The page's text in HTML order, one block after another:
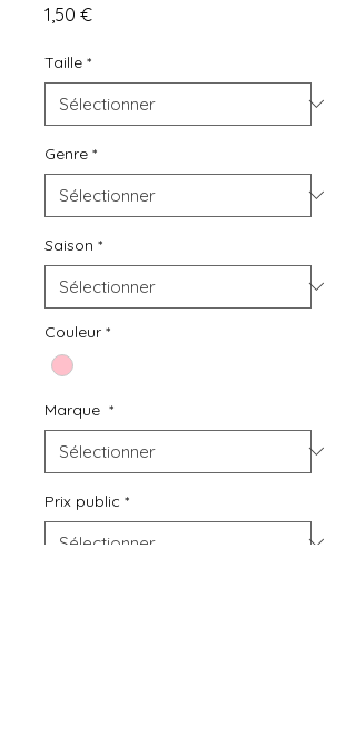
1,50 €Prix
Taille *
Genre *
Saison *
Couleur *
Marque *
Prix public *